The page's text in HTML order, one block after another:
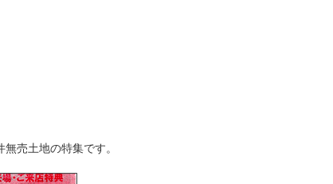
売土地の特集です。